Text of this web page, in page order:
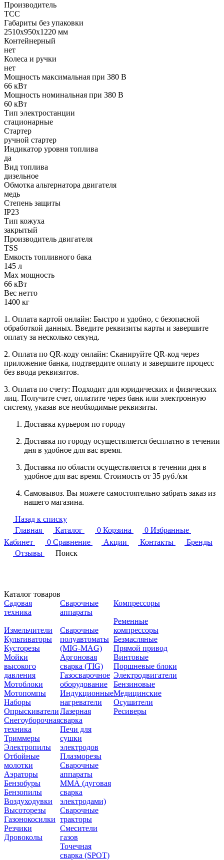
Производитель
ТСС
Габариты без упаковки
2510х950х1220 мм
Контейнерный
нет
Колеса и ручки
нет
Мощность максимальная при 380 В
66 кВт
Мощность номинальная при 380 В
60 кВт
Тип электростанции
стационарные
Стартер
ручной стартер
Индикатор уровня топлива
да
Вид топлива
дизельное
Обмотка альтернатора двигателя
медь
Степень защиты
IP23
Тип кожуха
закрытый
Производитель двигателя
TSS
Емкость топливного бака
145 л
Max мощность
66 кВт
Вес нетто
1400 кг
1. Оплата картой онлайн: Быстро и удобно, с безопасной
обработкой данных. Введите реквизиты карты и завершите
оплату за несколько секунд.
2. Оплата по QR-коду онлайн: Сканируйте QR-код через
приложение банка, подтвердите оплату и завершите процесс
без ввода реквизитов.
3. Оплата по счету: Подходит для юридических и физических
лиц. Получите счет, оплатите через банк или электронную
систему, указав все необходимые реквизиты.
Доставка курьером по городу
Доставка по городу осуществляется бесплатно в течении
дня в удобное для вас время.
Доставка по области осуществляется в течении дня в
удобное для вас время. Стоимость от 35 руб./км
Самовывоз. Вы можете самостоятельно забрать заказ из
нашего магазина.
Назад к списку
Главная
Каталог 0 Корзина 0 Избранные
Кабинет
0 Сравнение Акции Контакты
Бренды
Отзывы
Поиск
Каталог товаров
Садовая
техника
Измельчители
Культиваторы
Кусторезы
Мойки
высокого
давления
Мотоблоки
Мотопомпы
Наборы
Опрыскиватели
Снегоуборочная
техника
Триммеры
Электропилы
Отбойные
молотки
Аэраторы
Бензобуры
Бензопилы
Воздуходувки
Высоторезы
Газонокосилки
Резчики
Дровоколы
Сварочные
аппараты
Сварочные
полуавтоматы
(MIG-MAG)
Аргоновая
сварка (TIG)
Газосварочное
оборудование
Индукционные
нагреватели
Лазерная
сварка
Печи для
сушки
электродов
Плазморезы
Сварочные
аппараты
ММА (дуговая
сварка
электродами)
Сварочные
тракторы
Смесители
газов
Точечная
сварка (SPOT)
Компрессоры
Ременные
компрессоры
Безмасляные
Прямой привод
Винтовые
Поршневые блоки
Электродвигатели
Бензиновые
Медицинские
Осушители
Ресиверы